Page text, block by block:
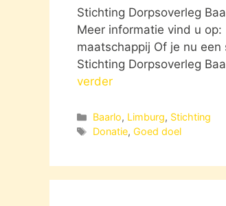
Stichting Dorpsoverleg
Meer informatie vind u
maatschappij Of je nu
Stichting Dorpsoverleg
verder
Categorieën
Baarlo, Limburg, Stichting
Tags
Donatie,Goed doel